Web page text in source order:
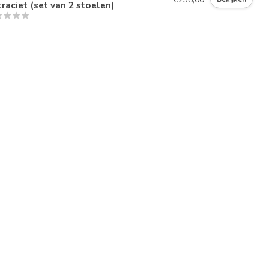
(set van 2 stoelen)